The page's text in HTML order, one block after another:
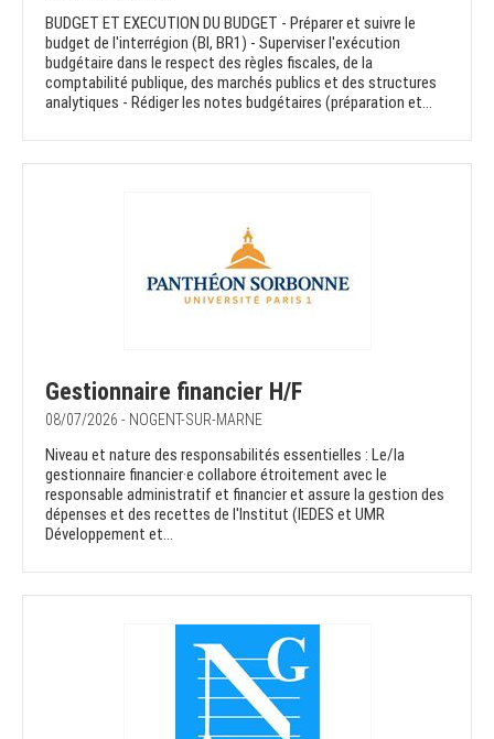
BUDGET ET EXECUTION DU BUDGET - Préparer et suivre le
budget de l'interrégion (BI, BR1) - Superviser l'exécution
budgétaire dans le respect des règles fiscales, de la
comptabilité publique, des marchés publics et des structures
analytiques - Rédiger les notes budgétaires (préparation et...
Gestionnaire financier H/F
08/07/2026 - NOGENT-SUR-MARNE
Niveau et nature des responsabilités essentielles : Le/la
gestionnaire financier·e collabore étroitement avec le
responsable administratif et financier et assure la gestion des
dépenses et des recettes de l'Institut (IEDES et UMR
Développement et...